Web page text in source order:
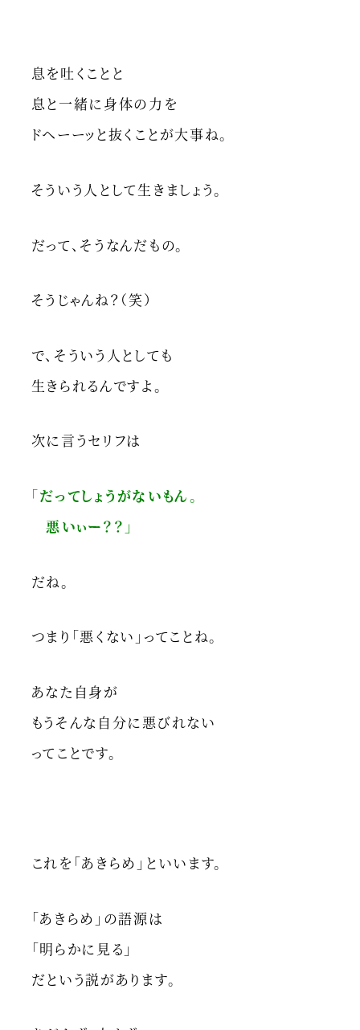
息を吐くことと
息と一緒に身体の力を
ドヘーーッと抜くことが大事ね。
そういう人として生きましょう。
だって、そうなんだもの。
そうじゃんね？（笑）
で、そういう人としても
生きられるんですよ。
次に言うセリフは
「だってしょうがないもん。
悪いぃー？？」
だね。
つまり「悪くない」ってことね。
あなた自身が
もうそんな自分に悪びれない
ってことです。
これを「あきらめ」といいます。
「あきらめ」の語源は
「明らかに見る」
だという説があります。